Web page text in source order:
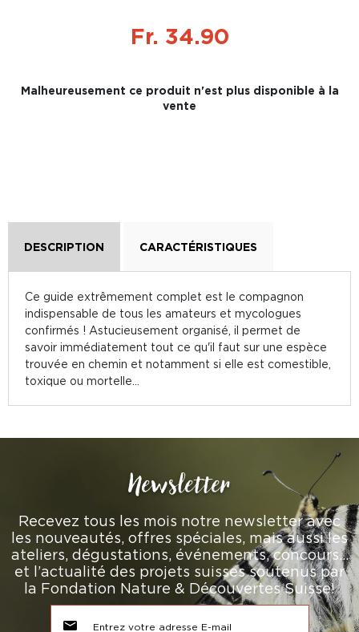
Fr. 34.90
Malheureusement ce produit n'est plus disponible à la
vente
DESCRIPTION CARACTÉRISTIQUES
Ce guide extrêmement complet est le compagnon
indispensable de tous les amateurs et mycologues
confirmés ! Astucieusement organisé, il permet de
savoir immédiatement tout ce qu'il faut sur une espèce
trouvée en chemin et notamment si elle est comestible,
toxique ou mortelle...
Newsletter
Recevez tous les mois notre newsletter avec
les nouveautés, offres spéciales, mais aussi les
ateliers, dégustations, événements, concours…
et l’actualité des projets suisses soutenus par
la Fondation Nature & Découvertes Suisse!